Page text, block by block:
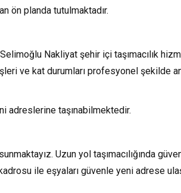
ön planda tutulmaktadır.
Nakliyat şehir içi taşımacılık
ve kat durumları profesyonel şekilde
adreslerine taşınabilmektedir.
Uzun yol taşımacılığında
ile eşyaları güvenle yeni adrese